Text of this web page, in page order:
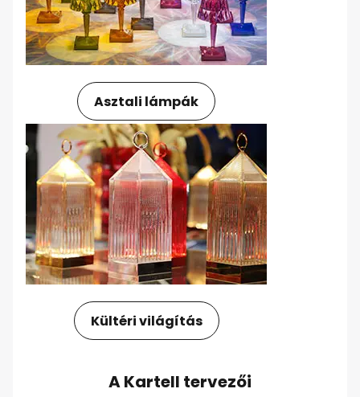
Asztali lámpák
Kültéri világítás
A Kartell tervezői